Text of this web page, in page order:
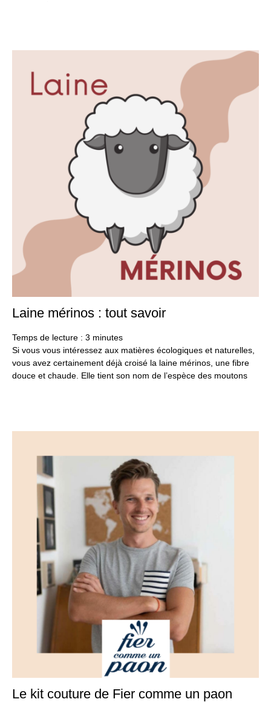
Laine mérinos : tout savoir
Temps de lecture : 3 minutes
Si vous vous intéressez aux matières écologiques et naturelles,
vous avez certainement déjà croisé la laine mérinos, une fibre
douce et chaude. Elle tient son nom de l’espèce des moutons
Le kit couture de Fier comme un paon